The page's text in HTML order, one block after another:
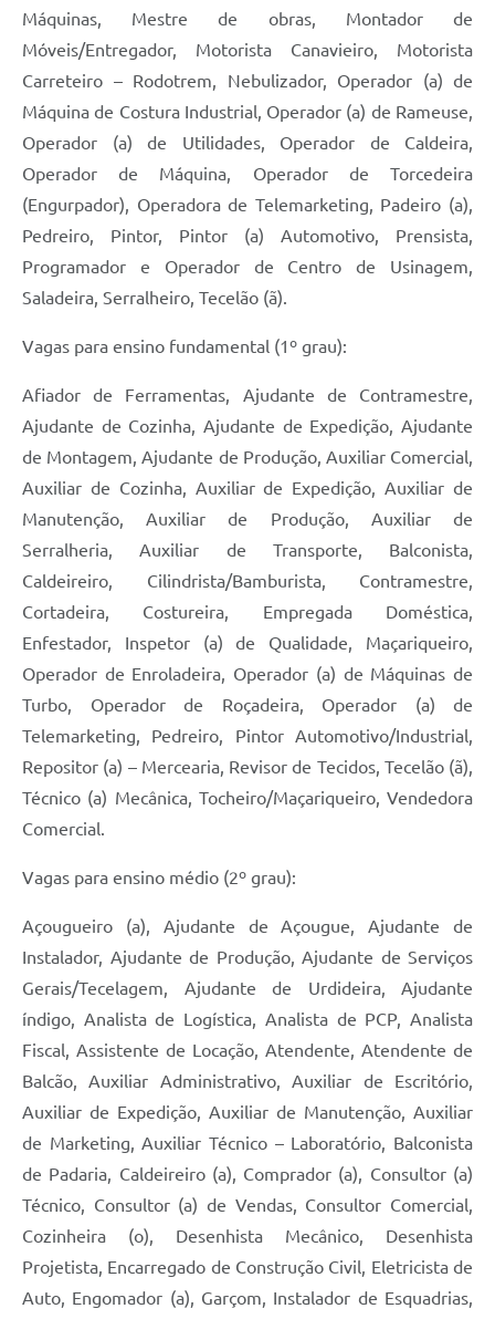
Máquinas, Mestre de obras, Montador de
Móveis/Entregador, Motorista Canavieiro, Motorista
Carreteiro – Rodotrem, Nebulizador, Operador (a) de
Máquina de Costura Industrial, Operador (a) de Rameuse,
Operador (a) de Utilidades, Operador de Caldeira,
Operador de Máquina, Operador de Torcedeira
(Engurpador), Operadora de Telemarketing, Padeiro (a),
Pedreiro, Pintor, Pintor (a) Automotivo, Prensista,
Programador e Operador de Centro de Usinagem,
Saladeira, Serralheiro, Tecelão (ã).
Vagas para ensino fundamental (1º grau):
Afiador de Ferramentas, Ajudante de Contramestre,
Ajudante de Cozinha, Ajudante de Expedição, Ajudante
de Montagem, Ajudante de Produção, Auxiliar Comercial,
Auxiliar de Cozinha, Auxiliar de Expedição, Auxiliar de
Manutenção, Auxiliar de Produção, Auxiliar de
Serralheria, Auxiliar de Transporte, Balconista,
Caldeireiro, Cilindrista/Bamburista, Contramestre,
Cortadeira, Costureira, Empregada Doméstica,
Enfestador, Inspetor (a) de Qualidade, Maçariqueiro,
Operador de Enroladeira, Operador (a) de Máquinas de
Turbo, Operador de Roçadeira, Operador (a) de
Telemarketing, Pedreiro, Pintor Automotivo/Industrial,
Repositor (a) – Mercearia, Revisor de Tecidos, Tecelão (ã),
Técnico (a) Mecânica, Tocheiro/Maçariqueiro, Vendedora
Comercial.
Vagas para ensino médio (2º grau):
Açougueiro (a), Ajudante de Açougue, Ajudante de
Instalador, Ajudante de Produção, Ajudante de Serviços
Gerais/Tecelagem, Ajudante de Urdideira, Ajudante
índigo, Analista de Logística, Analista de PCP, Analista
Fiscal, Assistente de Locação, Atendente, Atendente de
Balcão, Auxiliar Administrativo, Auxiliar de Escritório,
Auxiliar de Expedição, Auxiliar de Manutenção, Auxiliar
de Marketing, Auxiliar Técnico – Laboratório, Balconista
de Padaria, Caldeireiro (a), Comprador (a), Consultor (a)
Técnico, Consultor (a) de Vendas, Consultor Comercial,
Cozinheira (o), Desenhista Mecânico, Desenhista
Projetista, Encarregado de Construção Civil, Eletricista de
Auto, Engomador (a), Garçom, Instalador de Esquadrias,